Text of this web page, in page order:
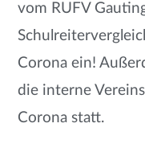
vom RUFV
Corona ein!
die interne
Corona statt.